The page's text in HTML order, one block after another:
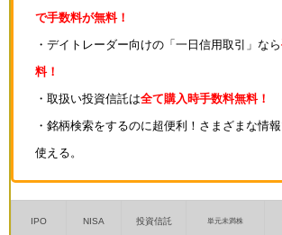
で手数料が無料！
・デイトレーダー向けの「一日信用取引」なら
料！
・取扱い投資信託は全て購入時手数料無料！
・銘柄検索をするのに超便利！さまざまな情
使える。
IPO NISA 投資信託 単元未満株